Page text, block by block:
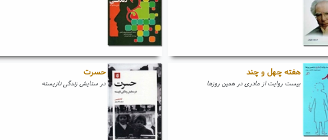
هفته چهل و چند
بیست روایت از مادری در همین روزها
حسرت
در ستایش زندگی نازیسته